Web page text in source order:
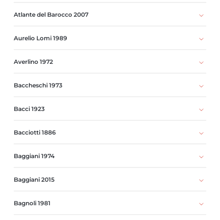
Atlante del Barocco 2007
Aurelio Lomi 1989
Averlino 1972
Baccheschi 1973
Bacci 1923
Bacciotti 1886
Baggiani 1974
Baggiani 2015
Bagnoli 1981